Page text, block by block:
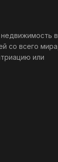
в
со всего мира,
или